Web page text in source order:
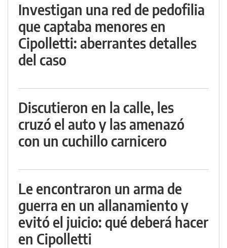
Investigan una red de pedofilia
que captaba menores en
Cipolletti: aberrantes detalles
del caso
Discutieron en la calle, les
cruzó el auto y las amenazó
con un cuchillo carnicero
Le encontraron un arma de
guerra en un allanamiento y
evitó el juicio: qué deberá hacer
en Cipolletti